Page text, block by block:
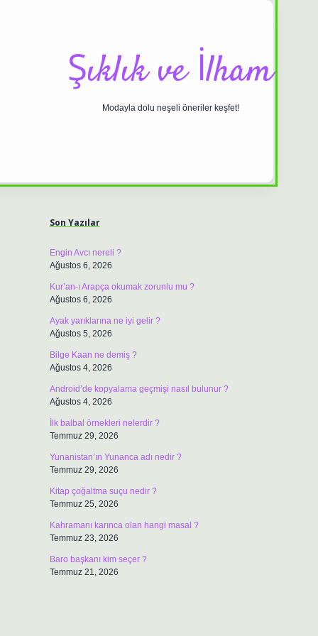
Şıklık ve İlham
Modayla dolu neşeli öneriler keşfet!
Son Yazılar
Engin Avcı nereli ?
Ağustos 6, 2026
Kur’an-ı Arapça okumak zorunlu mu ?
Ağustos 6, 2026
Ayak yarıklarına ne iyi gelir ?
Ağustos 5, 2026
Bilge Kaan ne demiş ?
Ağustos 4, 2026
Android’de kopyalama geçmişi nasıl bulunur ?
Ağustos 4, 2026
İlk balbal örnekleri nelerdir ?
Temmuz 29, 2026
Yunanistan’ın Yunanca adı nedir ?
Temmuz 29, 2026
Kitap çoğaltma suçu nedir ?
Temmuz 25, 2026
Kahramanı karınca olan hangi masal ?
Temmuz 23, 2026
Baro başkanı kim seçer ?
Temmuz 21, 2026